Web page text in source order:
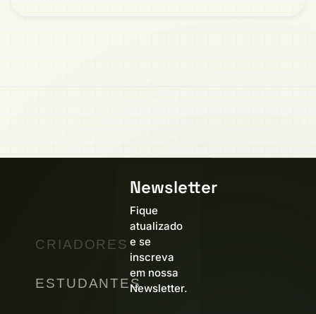
CRIADORES
ESTUDANTES
Newsletter
Fique
atualizado
e se
inscreva
em nossa
Newsletter.